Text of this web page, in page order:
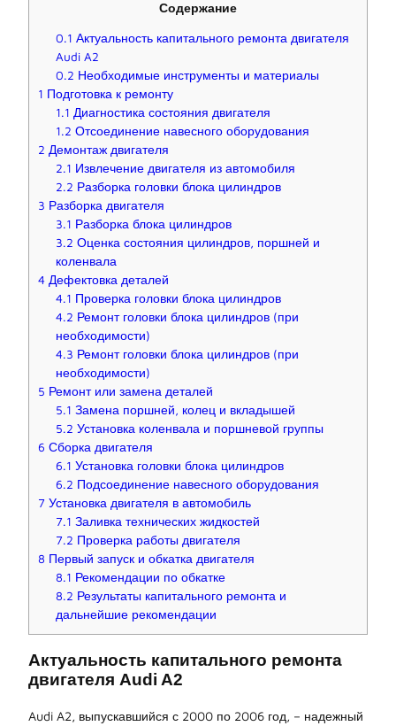
Содержание
0.1 Актуальность капитального ремонта двигателя
Audi A2
0.2 Необходимые инструменты и материалы
1 Подготовка к ремонту
1.1 Диагностика состояния двигателя
1.2 Отсоединение навесного оборудования
2 Демонтаж двигателя
2.1 Извлечение двигателя из автомобиля
2.2 Разборка головки блока цилиндров
3 Разборка двигателя
3.1 Разборка блока цилиндров
3.2 Оценка состояния цилиндров, поршней и
коленвала
4 Дефектовка деталей
4.1 Проверка головки блока цилиндров
4.2 Ремонт головки блока цилиндров (при
необходимости)
4.3 Ремонт головки блока цилиндров (при
необходимости)
5 Ремонт или замена деталей
5.1 Замена поршней, колец и вкладышей
5.2 Установка коленвала и поршневой группы
6 Сборка двигателя
6.1 Установка головки блока цилиндров
6.2 Подсоединение навесного оборудования
7 Установка двигателя в автомобиль
7.1 Заливка технических жидкостей
7.2 Проверка работы двигателя
8 Первый запуск и обкатка двигателя
8.1 Рекомендации по обкатке
8.2 Результаты капитального ремонта и
дальнейшие рекомендации
Актуальность капитального ремонта
двигателя Audi A2
Audi A2, выпускавшийся с 2000 по 2006 год, – надежный